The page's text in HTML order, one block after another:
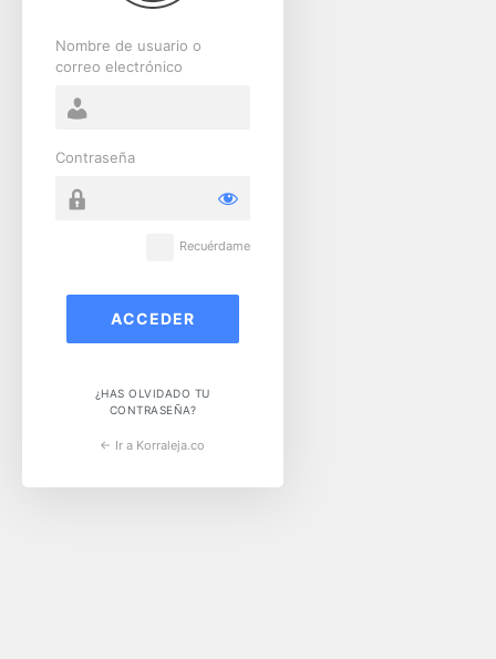
Nombre de usuario o
correo electrónico
Contraseña
Recuérdame
¿HAS OLVIDADO TU
CONTRASEÑA?
← Ir a Korraleja.co